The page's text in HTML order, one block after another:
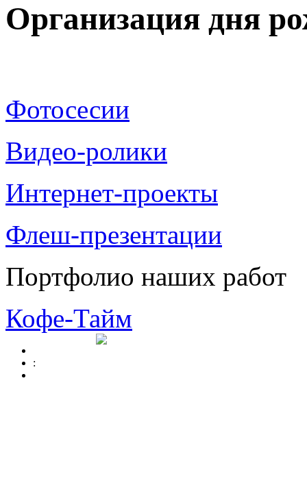
Организация дня
Фотосесии
Видео-ролики
Интернет-проекты
Флеш-презентации
Портфолио наших работ
Кофе-Тайм
: